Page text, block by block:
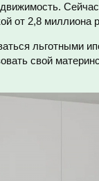
от 2,8 миллиона
льготными
свой